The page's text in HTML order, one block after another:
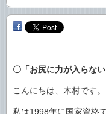
〇「お尻に力が入らな
こんにちは、木村です。
私は1998年に国家資格